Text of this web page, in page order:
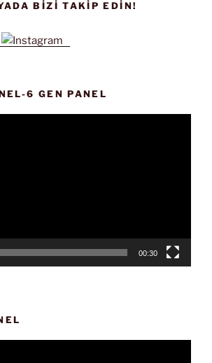
BIZI TAKIP EDIN!
6 GEN PANEL
00:30